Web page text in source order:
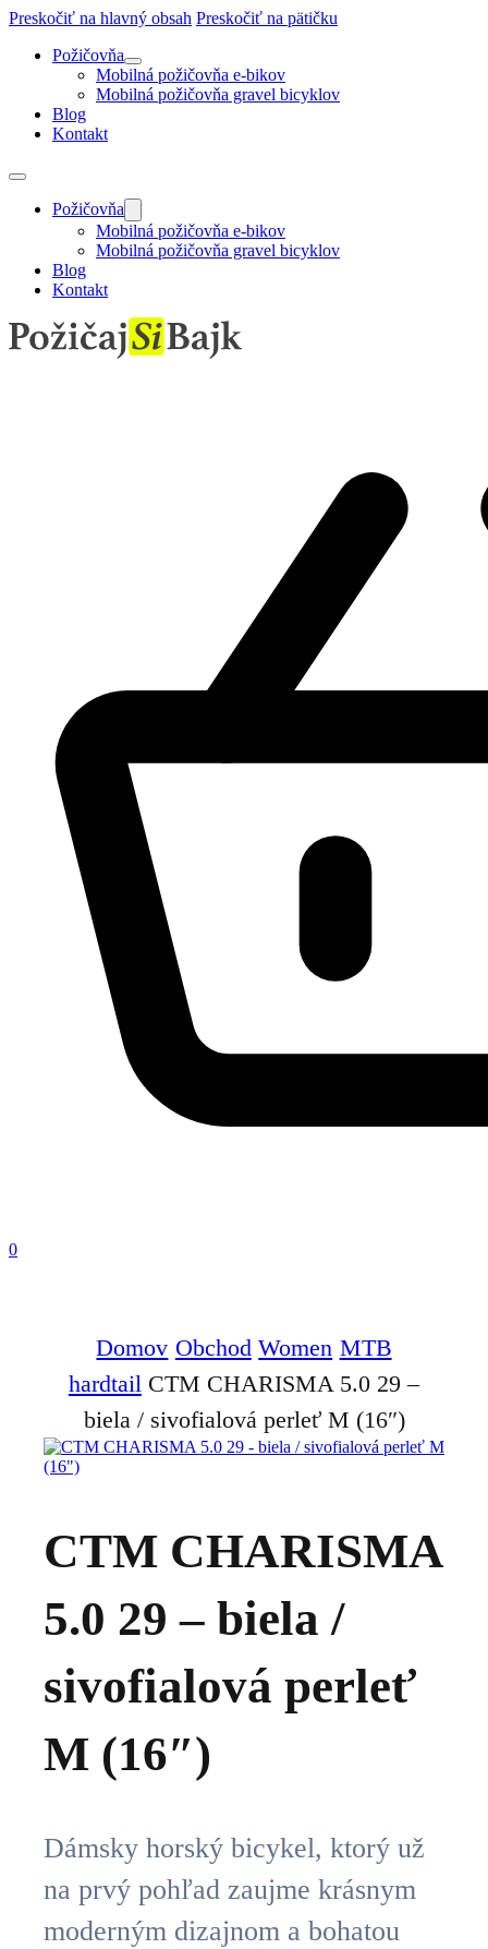
Preskočiť na hlavný obsah Preskočiť na pätičku
Požičovňa
Mobilná požičovňa e-bikov
Mobilná požičovňa gravel bicyklov
Blog
Kontakt
Požičovňa
Mobilná požičovňa e-bikov
Mobilná požičovňa gravel bicyklov
Blog
Kontakt
0
Domov Obchod Women MTB
hardtail CTM CHARISMA 5.0 29 –
biela / sivofialová perleť M (16″)
CTM CHARISMA
5.0 29 – biela /
sivofialová perleť
M (16″)
Dámsky horský bicykel, ktorý už
na prvý pohľad zaujme krásnym
moderným dizajnom a bohatou